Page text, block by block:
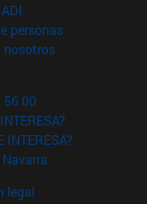
personas(abre en
nosotros(abre en nueva
56 00
INTERESA?
legal